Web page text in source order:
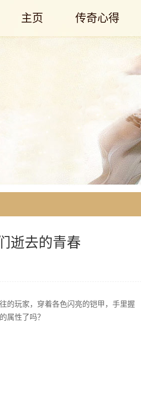
主页 传奇心得
逝去的青春
的玩家，穿着各色闪亮的铠甲，手里握
属性了吗？